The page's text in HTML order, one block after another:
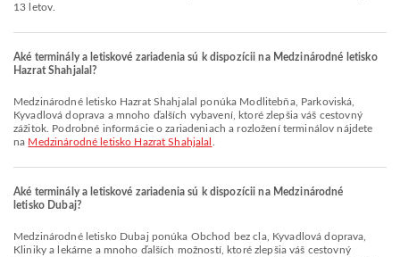
13 letov.
Aké terminály a letiskové zariadenia sú k dispozícii na Medzinárodné letisko
Hazrat Shahjalal?
Medzinárodné letisko Hazrat Shahjalal ponúka Modlitebňa, Parkoviská,
Kyvadlová doprava a mnoho ďalších vybavení, ktoré zlepšia váš cestovný
zážitok. Podrobné informácie o zariadeniach a rozložení terminálov nájdete
na Medzinárodné letisko Hazrat Shahjalal
Aké terminály a letiskové zariadenia sú k dispozícii na Medzinárodné
letisko Dubaj?
Medzinárodné letisko Dubaj ponúka Obchod bez cla, Kyvadlová doprava,
Kliniky a lekárne a mnoho ďalších možností, ktoré zlepšia váš cestovný